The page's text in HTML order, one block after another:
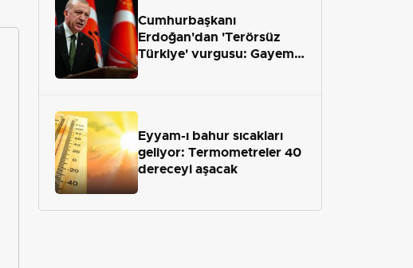
Cumhurbaşkanı
Erdoğan'dan 'Terörsüz
Türkiye' vurgusu: Gayemiz
Eyyam-ı bahur sıcakları
geliyor: Termometreler 40
dereceyi aşacak